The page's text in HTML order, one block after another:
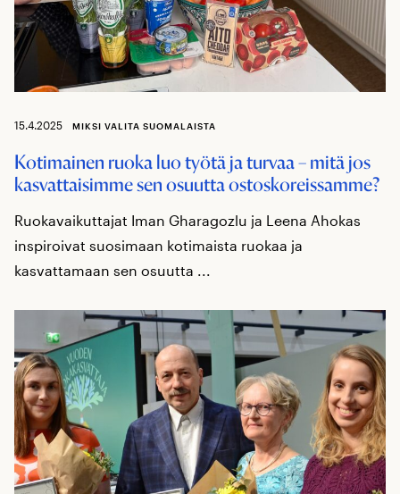
15.4.2025 MIKSI VALITA SUOMALAISTA
Kotimainen ruoka luo työtä ja turvaa – mitä jos
kasvattaisimme sen osuutta ostoskoreissamme?
Ruokavaikuttajat Iman Gharagozlu ja Leena Ahokas
inspiroivat suosimaan kotimaista ruokaa ja
kasvattamaan sen osuutta ...